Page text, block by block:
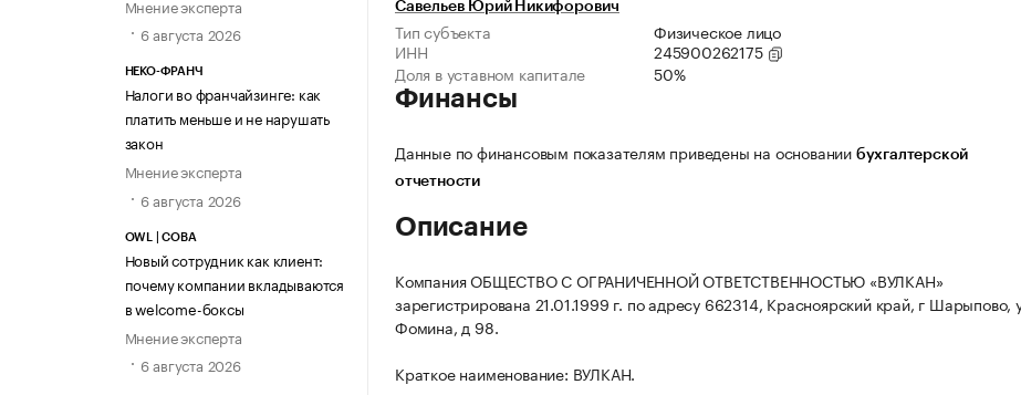
Мнение эксперта
6 августа 2026
НЕКО-ФРАНЧ
Налоги во франчайзинге: как
платить меньше и не нарушать
закон
Мнение эксперта
6 августа 2026
OWL | СОВА
Новый сотрудник как клиент:
почему компании вкладываются
в welcome-боксы
Мнение эксперта
6 августа 2026
Савельев Юрий Никифорович
Тип субъекта
Физическое лицо
ИНН
245900262175
Доля в уставном капитале
50%
Финансы
Данные по финансовым показателям приведены на основании бухгалтерской
отчетности
Описание
Компания ОБЩЕСТВО С ОГРАНИЧЕННОЙ ОТВЕТСТВЕННОСТЬЮ «ВУЛКАН»
зарегистрирована 21.01.1999 г. по адресу 662314, Красноярский край, г Шарыпово,
Фомина, д 98.
Краткое наименование: ВУЛКАН.